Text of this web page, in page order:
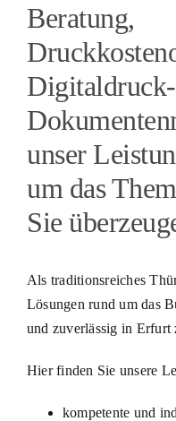
Beratung,
unser
um das
Sie
Als traditionsreiches
Lösungen rund um das
und zuverlässig in Erfurt
Hier finden Sie unsere
kompetente und